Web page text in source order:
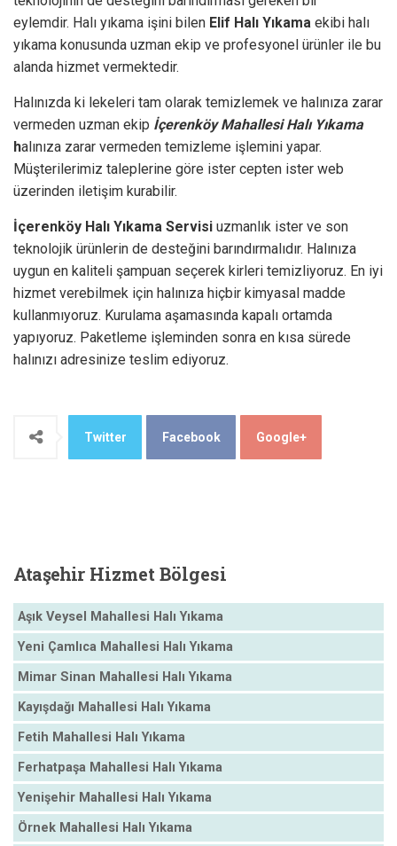
eylemdir. Halı yıkama işini bilen Elif Halı Yıkama ekibi halı
yıkama konusunda uzman ekip ve profesyonel ürünler ile bu
alanda hizmet vermektedir.
Halınızda ki lekeleri tam olarak temizlemek ve halınıza zarar
vermeden uzman ekip İçerenköyMahallesi Halı Yıkama
halınıza zarar vermeden temizleme işlemini yapar.
Müşterilerimiz taleplerine göre ister cepten ister web
üzerinden iletişim kurabilir.
İçerenköy Halı Yıkama Servisi uzmanlık ister ve son
teknolojik ürünlerin de desteğini barındırmalıdır. Halınıza
uygun en kaliteli şampuan seçerek kirleri temizliyoruz. En iyi
hizmet verebilmek için halınıza hiçbir kimyasal madde
kullanmıyoruz. Kurulama aşamasında kapalı ortamda
yapıyoruz. Paketleme işleminden sonra en kısa sürede
halınızı adresinize teslim ediyoruz.
Twitter Facebook Google+
AtaşehirHizmet Bölgesi
Aşık Veysel Mahallesi Halı Yıkama
Yeni Çamlıca Mahallesi Halı Yıkama
Mimar Sinan Mahallesi Halı Yıkama
Kayışdağı Mahallesi Halı Yıkama
Fetih Mahallesi Halı Yıkama
Ferhatpaşa Mahallesi Halı Yıkama
Yenişehir Mahallesi Halı Yıkama
Örnek Mahallesi Halı Yıkama